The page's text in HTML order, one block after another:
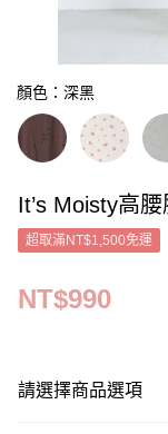
顏色：深黑
It’s Moisty高
超取滿NT$1,500免運
NT$990
請選擇商品選項